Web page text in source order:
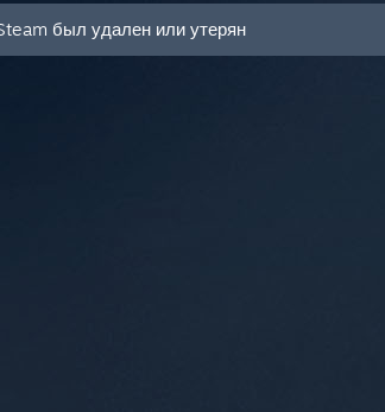
был удален или утерян